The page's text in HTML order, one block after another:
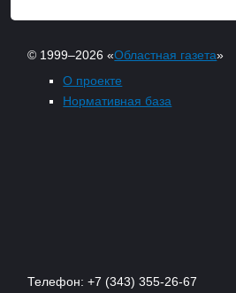
© 1999–2026 «Областная газета»
О проекте
Нормативная база
Телефон: +7 (343) 355-26-67